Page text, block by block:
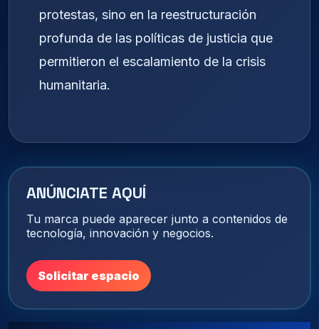
protestas, sino en la reestructuración
profunda de las políticas de justicia que
permitieron el escalamiento de la crisis
humanitaria.
ANÚNCIATE AQUÍ
Tu marca puede aparecer junto a contenidos de
tecnología, innovación y negocios.
Solicitar espacio